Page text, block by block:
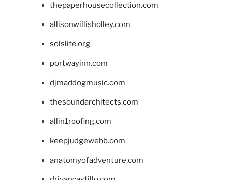
thepaperhousecollection.com
allisonwillisholley.com
solslite.org
portwayinn.com
djmaddogmusic.com
thesoundarchitects.com
allin1roofing.com
keepjudgewebb.com
anatomyofadventure.com